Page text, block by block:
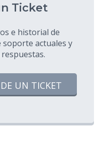
Ticket
e historial de
soporte actuales y
UN TICKET